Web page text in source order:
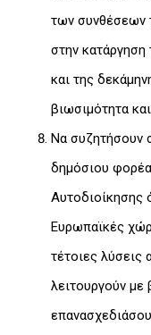
των συνθέσεων
στην κατάργηση
και της
βιωσιμότητα
Να συζητήσουν
δημόσιου
Αυτοδιοίκησης
Ευρωπαϊκές
τέτοιες λύσεις
λειτουργούν με